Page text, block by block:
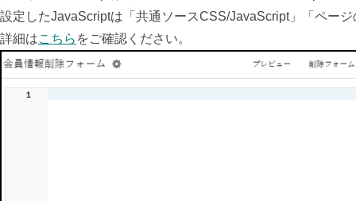
設定したJavaScriptは「共通ソースCSS/JavaScript」「ペー
詳細はこちら をご確認ください。